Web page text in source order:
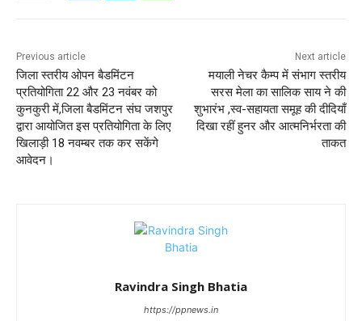
Previous article
जिला स्तरीय ओपन बैडमिंटन
प्रतियोगिता 22 और 23 नवंबर को
कुनकुरी में,जिला बैडमिंटन संघ जशपुर
द्वारा आयोजित इस प्रतियोगिता के लिए
खिलाड़ी 18 नवम्बर तक कर सकेंगे
आवेदन।
Next article
मयाली नेचर कैम्प में संभाग स्तरीय
सरस मेला का सालिक साय ने की
शुभारंभ ,स्व-सहायता समूह की दीदियाँ
दिखा रहीं हुनर और आत्मनिर्भरता की
ताकत
Ravindra Singh Bhatia
https://ppnews.in